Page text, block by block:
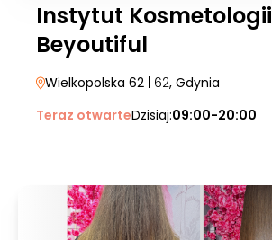
Instytut Kosmetologii
Beyoutiful
Wielkopolska 62 | 62, Gdynia
Teraz otwarteDzisiaj:09:00-20:00